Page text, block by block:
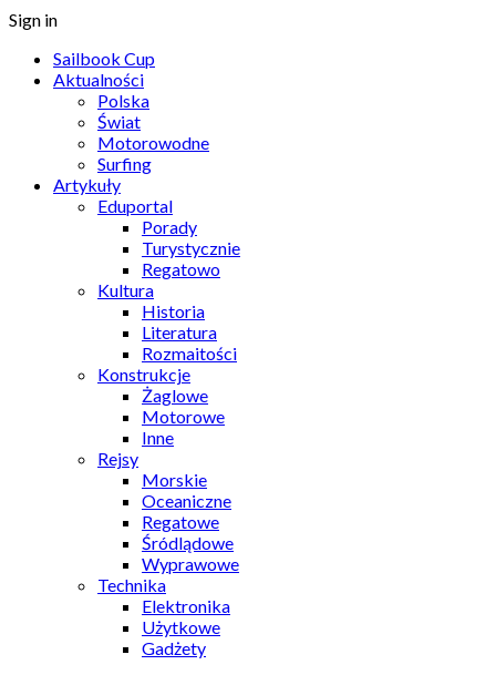
Sign in
Sailbook Cup
Aktualności
Polska
Świat
Motorowodne
Surfing
Artykuły
Eduportal
Porady
Turystycznie
Regatowo
Kultura
Historia
Literatura
Rozmaitości
Konstrukcje
Żaglowe
Motorowe
Inne
Rejsy
Morskie
Oceaniczne
Regatowe
Śródlądowe
Wyprawowe
Technika
Elektronika
Użytkowe
Gadżety